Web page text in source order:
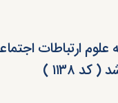
ارتباطات
( کد ۱۱۳۸ )